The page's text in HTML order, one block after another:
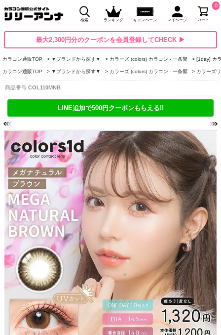
検索 ランキング キャンペーン マイページ カート
0
最大2,300円分のクーポンを会員登録してCHECK ▶
カラコン通販TOP ▼ブランドから探す▼ カラーズ (colors) カラコン - 一条響 [1day] カ
カラコン通販TOP ▼ブランドから探す▼ カラーズ (colors) カラコン - 一条響 カラーズ
商品番号 COL110MNB
LINE追加で500円クーポンもらえる!!